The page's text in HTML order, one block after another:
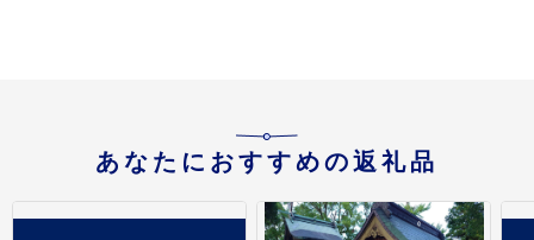
あなたにおすすめの返礼品